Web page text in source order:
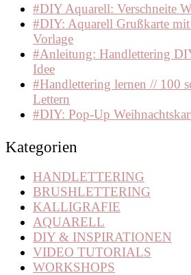
#DIY Aquarell: Verschneite
#DIY: Aquarell Grußkarte
Vorlage
#Anleitung: Handlettering
Idee
#Handlettering lernen // 100
Lettern
#DIY: Pop-Up
Kategorien
HANDLETTERING
BRUSHLETTERING
KALLIGRAFIE
AQUARELL
DIY & INSPIRATIONEN
VIDEO TUTORIALS
WORKSHOPS